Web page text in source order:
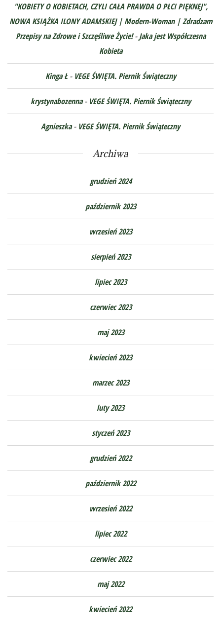
"KOBIETY O KOBIETACH, CZYLI CAŁA PRAWDA O PŁCI PIĘKNEJ",
NOWA KSIĄŻKA ILONY ADAMSKIEJ | Modern-Woman | Zdradzam
Przepisy na Zdrowe i Szczęśliwe Życie!-Jaka jest Współczesna
Kobieta
Kinga Ł- VEGE ŚWIĘTA. Piernik Świąteczny
krystynabozenna- VEGE ŚWIĘTA. Piernik Świąteczny
Agnieszka- VEGE ŚWIĘTA. Piernik Świąteczny
Archiwa
grudzień 2024
październik 2023
wrzesień 2023
sierpień 2023
lipiec 2023
czerwiec 2023
maj 2023
kwiecień 2023
marzec 2023
luty 2023
styczeń 2023
grudzień 2022
październik 2022
wrzesień 2022
lipiec 2022
czerwiec 2022
maj 2022
kwiecień 2022